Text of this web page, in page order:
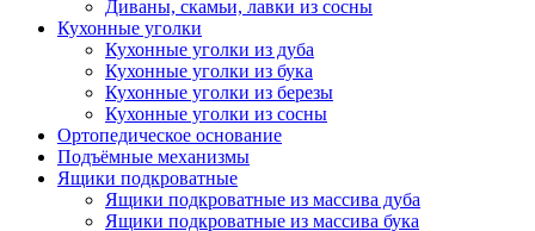
Диваны, скамьи, лавки из сосны
Кухонные уголки
Кухонные уголки из дуба
Кухонные уголки из бука
Кухонные уголки из березы
Кухонные уголки из сосны
Ортопедическое основание
Подъёмные механизмы
Ящики подкроватные
Ящики подкроватные из массива дуба
Ящики подкроватные из массива бука